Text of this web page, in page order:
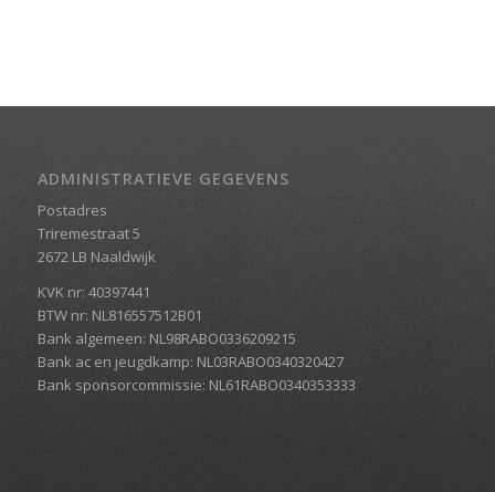
ADMINISTRATIEVE GEGEVENS
Postadres
Triremestraat 5
2672 LB Naaldwijk
KVK nr: 40397441
BTW nr: NL816557512B01
Bank algemeen: NL98RABO0336209215
Bank ac en jeugdkamp: NL03RABO0340320427
Bank sponsorcommissie: NL61RABO0340353333